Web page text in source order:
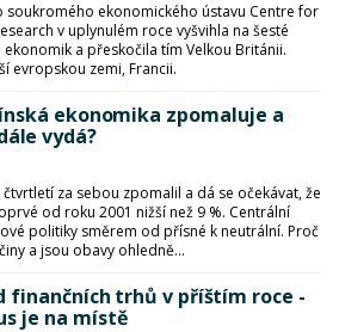
ekonomického ústavu Centre for
v uplynulém roce vyšvihla na šesté
a přeskočila tím Velkou Británii.
evropskou zemi, Francii.
ekonomika zpomaluje a
vydá?
za sebou zpomalil a dá se očekávat, že
od roku 2001 nižší než 9 %. Centrální
politiky směrem od přísné k neutrální. Proč
a jsou obavy ohledně...
finančních trhů v příštím roce -
je na místě